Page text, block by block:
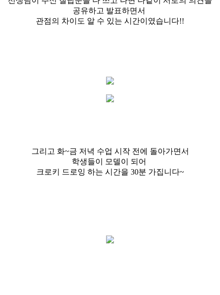
공유하고 발표하면서
관점의 차이도 알 수 있는 시간이였습니다!!
그리고 화~금 저녁 수업 시작 전에 돌아가면서
학생들이 모델이 되어
크로키 드로잉 하는 시간을 30분 가집니다~